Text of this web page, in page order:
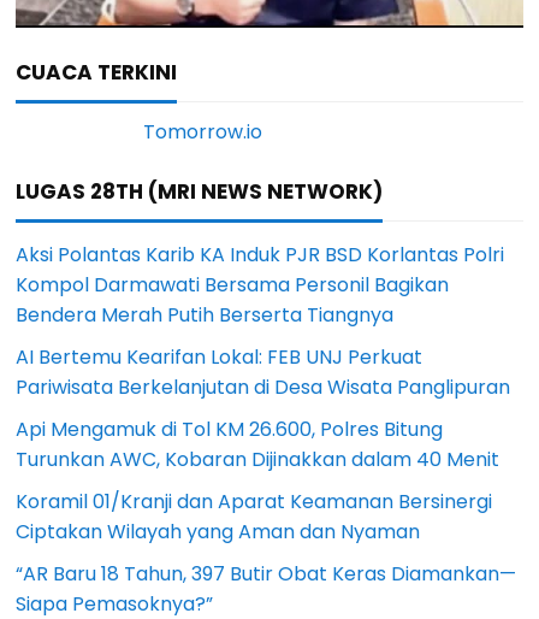
CUACA TERKINI
LUGAS 28TH (MRI NEWS NETWORK)
Aksi Polantas Karib KA Induk PJR BSD Korlantas Polri
Kompol Darmawati Bersama Personil Bagikan
Bendera Merah Putih Berserta Tiangnya
AI Bertemu Kearifan Lokal: FEB UNJ Perkuat
Pariwisata Berkelanjutan di Desa Wisata Panglipuran
Api Mengamuk di Tol KM 26.600, Polres Bitung
Turunkan AWC, Kobaran Dijinakkan dalam 40 Menit
Koramil 01/Kranji dan Aparat Keamanan Bersinergi
Ciptakan Wilayah yang Aman dan Nyaman
“AR Baru 18 Tahun, 397 Butir Obat Keras Diamankan—
Siapa Pemasoknya?”